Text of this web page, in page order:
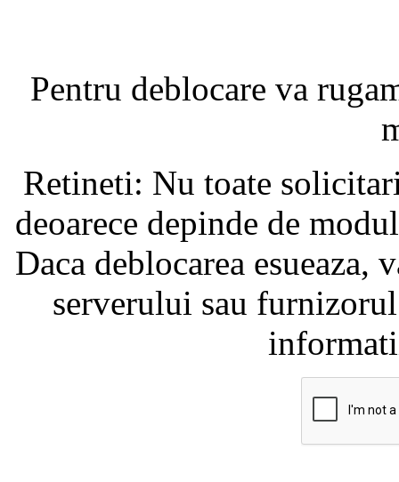
Pentru deblocare va
Retineti: Nu toate
deoarece depinde de
Daca deblocarea
serverului sau